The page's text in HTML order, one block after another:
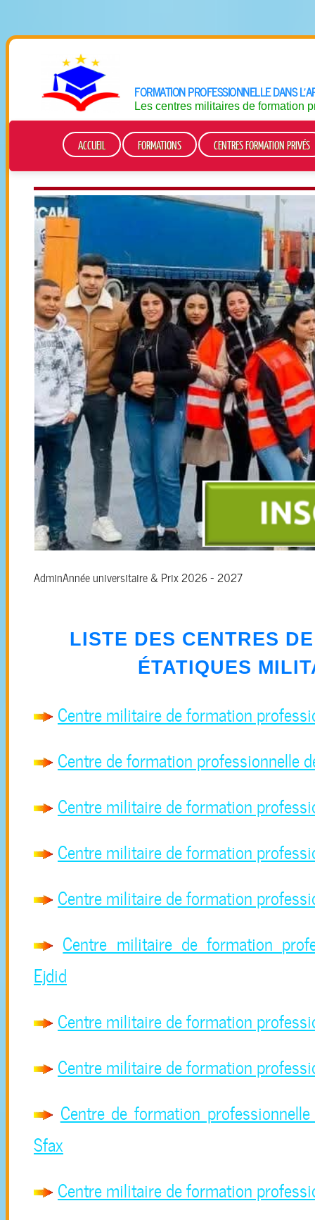
FORMATION PROFESSIONNELLE DANS
Les centres militaires de formation
ACCUEIL FORMATIONS CENTRES FORMATION PRIVÉS
AdminAnnée universitaire & Prix 2026 - 2027
LISTE DES CENTRES
ÉTATIQUES
Centre militaire de formation
Centre de formation professionnelle
Centre militaire de formation
Centre militaire de formation
Centre militaire de formation
Centre militaire de formation
Ejdid
Centre militaire de formation
Centre militaire de formation
Centre de formation
Sfax
Centre militaire de formation